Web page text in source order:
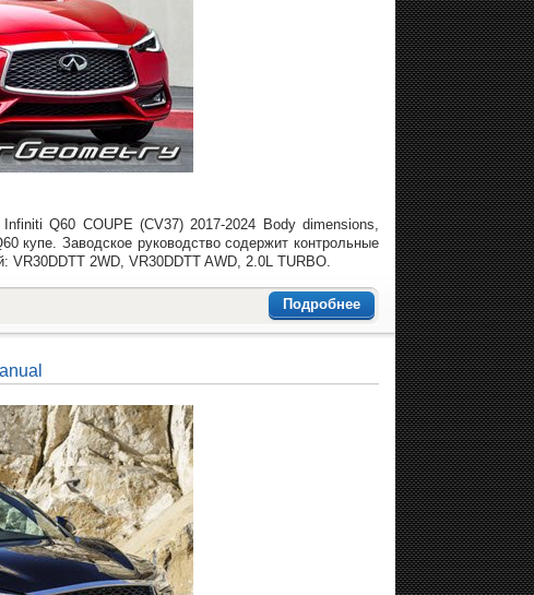
Q60 COUPE (CV37) 2017-2024 Body dimensions,
купе. Заводское руководство содержит контрольные
2WD, VR30DDTT AWD, 2.0L TURBO.
Подробнее